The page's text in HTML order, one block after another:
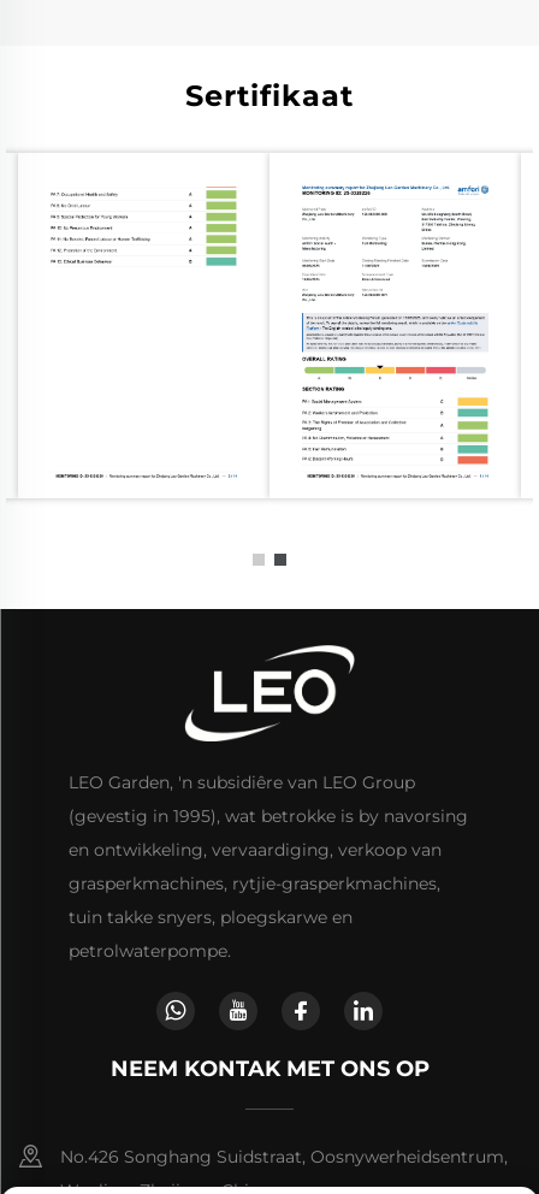
Sertifikaat
LEO Garden, 'n subsidiêre van LEO Group
(gevestig in 1995), wat betrokke is by navorsing
en ontwikkeling, vervaardiging, verkoop van
grasperkmachines, rytjie-grasperkmachines,
tuin takke snyers, ploegskarwe en
petrolwaterpompe.
NEEM KONTAK MET ONS OP
No.426 Songhang Suidstraat, Oosnywerheidsentrum,